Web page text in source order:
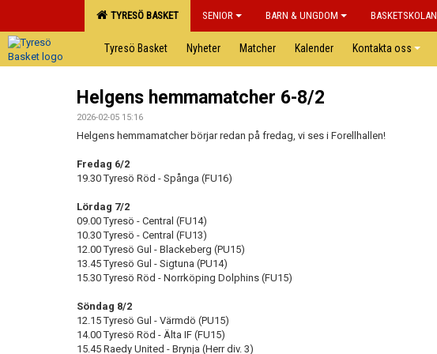
TYRESÖ BASKET SENIOR BARN & UNGDOM BASKETSKOLAN
Tyresö Basket Nyheter Matcher Kalender Kontakta oss
Helgens hemmamatcher 6-8/2
2026-02-05 15:16
Helgens hemmamatcher börjar redan på fredag, vi ses i Forellhallen!
Fredag 6/2
19.30 Tyresö Röd - Spånga (FU16)
Lördag 7/2
09.00 Tyresö - Central (FU14)
10.30 Tyresö - Central (FU13)
12.00 Tyresö Gul - Blackeberg (PU15)
13.45 Tyresö Gul - Sigtuna (PU14)
15.30 Tyresö Röd - Norrköping Dolphins (FU15)
Söndag 8/2
12.15 Tyresö Gul - Värmdö (PU15)
14.00 Tyresö Röd - Älta IF (FU15)
15.45 Raedy United - Brynja (Herr div. 3)